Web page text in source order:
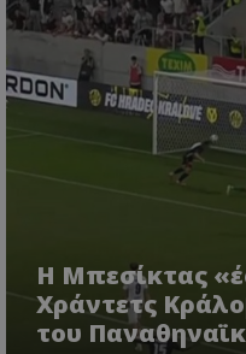
Η Μπεσίκτας
Χράντετς
του